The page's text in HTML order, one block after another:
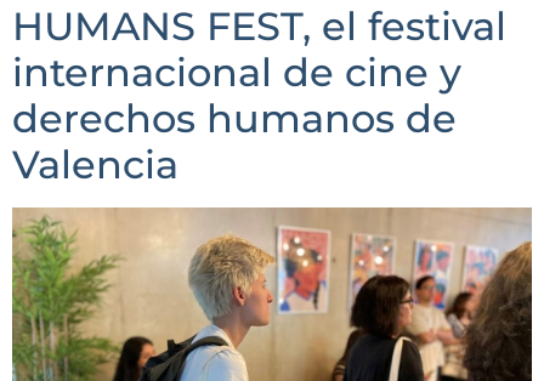
HUMANS FEST, el festival
internacional de cine y
derechos humanos de
Valencia